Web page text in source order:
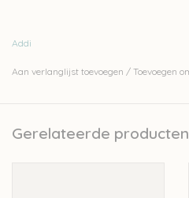
Addi
Aan verlanglijst toevoegen / Toevoegen
Gerelateerde producten